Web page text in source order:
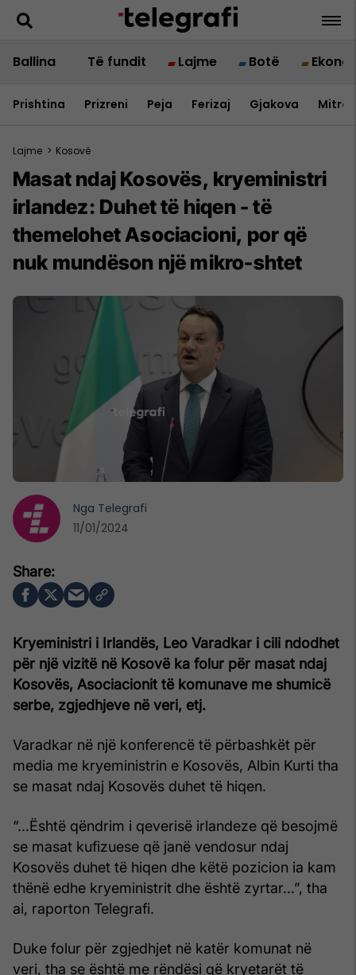
Ballina Të fundit Lajme Botë
Prishtina Prizreni Peja Ferizaj Gjakova
Lajme > Kosovë
Masat ndaj Kosovës, kryeministri
irlandez: Duhet të hiqen - të
themelohet Asociacioni, por që
nuk mundëson një mikro-shtet
Kryeministri i Irlandës, Leo Varadkar i cili ndodhet
për një vizitë në Kosovë ka folur për masat ndaj
Kosovës, Asociacionit të komunave me shumicë
serbe, zgjedhjeve në veri, etj.
Varadkar në një konferencë të përbashkët për
media me kryeministrin e Kosovës, Albin Kurti tha
se masat ndaj Kosovës duhet të hiqen.
“...Është qëndrim i qeverisë irlandeze që besojmë
se masat kufizuese që janë vendosur ndaj
Kosovës duhet të hiqen dhe këtë pozicion ia kam
thënë edhe kryeministrit dhe është zyrtar...”, tha
ai, raporton Telegrafi.
Duke folur për zgjedhjet në katër komunat në
veri, tha se është me rëndësi që kryetarët të
Nga Telegrafi
11/01/2024